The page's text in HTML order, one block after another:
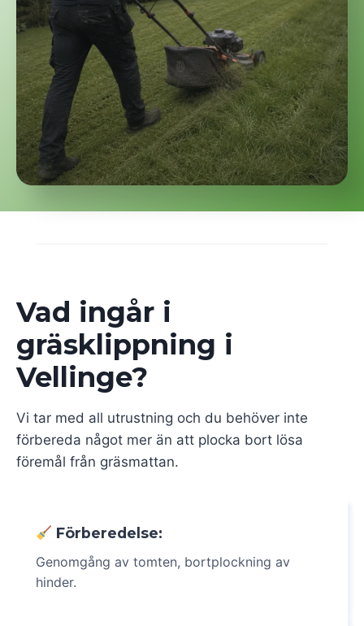
Vad ingår i
gräsklippning i
Vellinge?
Vi tar med all utrustning och du behöver inte
förbereda något mer än att plocka bort lösa
föremål från gräsmattan.
Förberedelse:
Genomgång av tomten, bortplockning av
hinder.